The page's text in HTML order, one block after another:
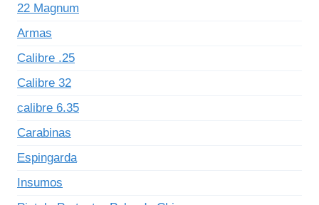
22 Magnum
Armas
Calibre .25
Calibre 32
calibre 6.35
Carabinas
Espingarda
Insumos